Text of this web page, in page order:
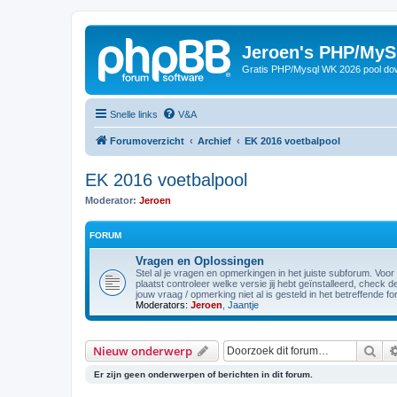
Jeroen's PHP/
Gratis PHP/Mysql WK 2026 pool
Snelle links V&A
Forumoverzicht Archief EK 2016 voetbalpool
EK 2016 voetbalpool
Moderator: Jeroen
FORUM
Vragen en Oplossingen
Stel al je vragen en opmerkingen in het juiste subforum.
plaatst controleer welke versie jij hebt geïnstalleerd, check
jouw vraag / opmerking niet al is gesteld in het betreffende
Moderators: Jeroen Jaantje
Nieuw onderwerp
Er zijn geen onderwerpen of berichten in dit forum.